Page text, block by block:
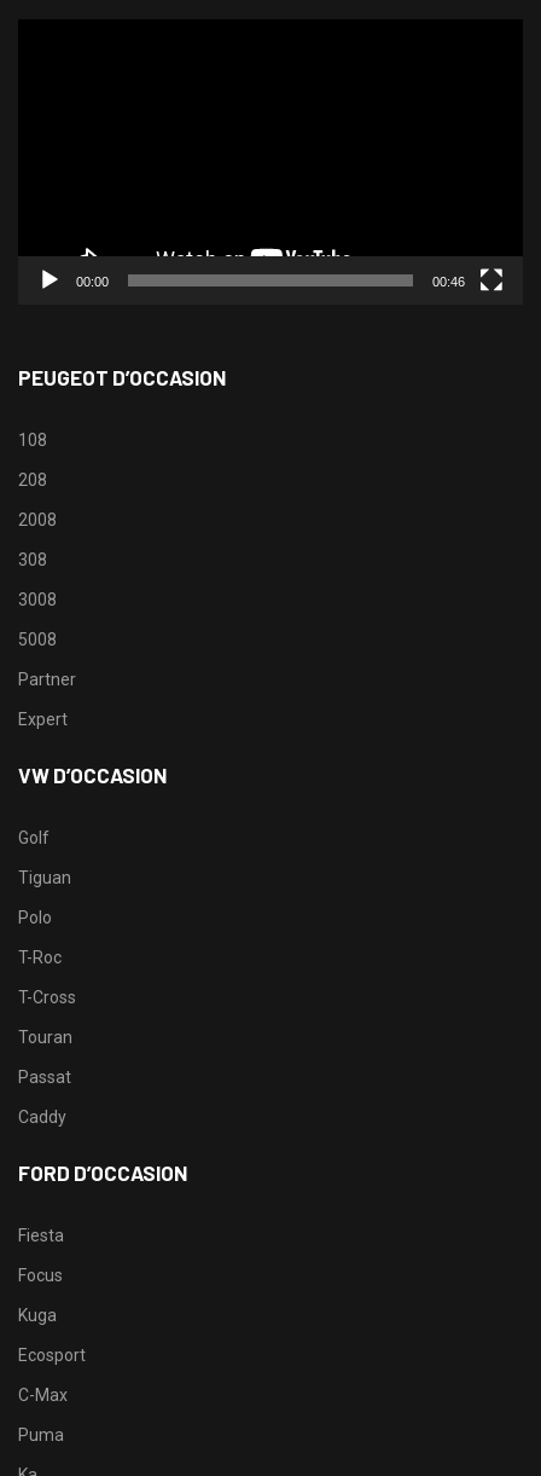
00:00 00:46
PEUGEOT D’OCCASION
108
208
2008
308
3008
5008
Partner
Expert
VW D’OCCASION
Golf
Tiguan
Polo
T-Roc
T-Cross
Touran
Passat
Caddy
FORD D’OCCASION
Fiesta
Focus
Kuga
Ecosport
C-Max
Puma